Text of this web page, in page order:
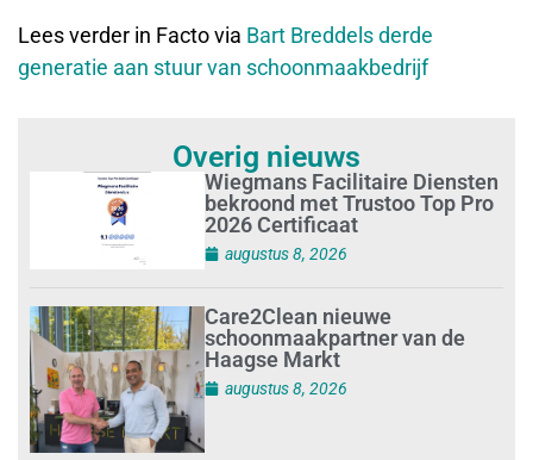
Lees verder in Facto via Bart Breddels derde
generatie aan stuur van schoonmaakbedrijf
Overig nieuws
Wiegmans Facilitaire Diensten
bekroond met Trustoo Top Pro
2026 Certificaat
augustus 8, 2026
Care2Clean nieuwe
schoonmaakpartner van de
Haagse Markt
augustus 8, 2026